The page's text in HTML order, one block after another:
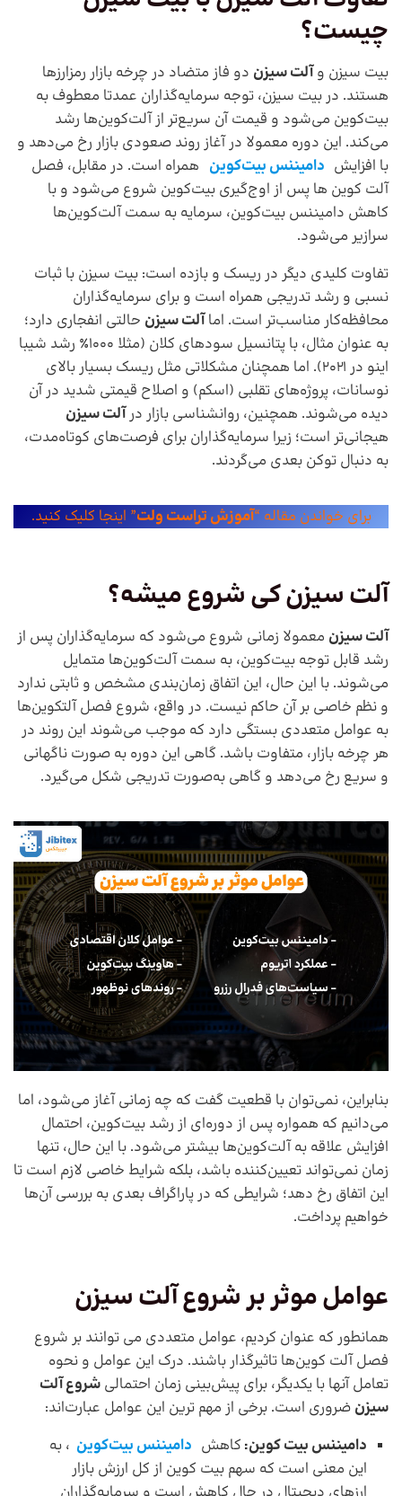
چیست؟
بیت سیزن وآلت سیزن دو فاز متضاد در چرخه بازار رمزارزها
هستند. در بیت سیزن، توجه سرمایه‌گذاران عمدتا معطوف به
بیت‌کوین می‌شود و قیمت آن سریع‌تر از آلت‌کوین‌ها رشد
می‌کند. این دوره معمولا در آغاز روند صعودی بازار رخ می‌دهد و
با افزایش دامیننس بیت‌کوین همراه است. در مقابل، فصل
آلت کوین ها پس از اوج‌گیری بیت‌کوین شروع می‌شود و با
کاهش دامیننس بیت‌کوین، سرمایه به سمت آلت‌کوین‌ها
سرازیر می‌شود.
تفاوت کلیدی دیگر در ریسک و بازده است: بیت سیزن با ثبات
نسبی و رشد تدریجی همراه است و برای سرمایه‌گذاران
محافظه‌کار مناسب‌تر است. اماآلت سیزن حالتی انفجاری دارد؛
به عنوان مثال، با پتانسیل سودهای کلان (مثلا ۱۰۰۰٪ رشد شیبا
اینو در ۲۰۲۱). اما همچنان مشکلاتی مثل ریسک بسیار بالای
نوسانات، پروژه‌های تقلبی (اسکم) و اصلاح قیمتی شدید در آن
دیده می‌شوند. همچنین، روانشناسی بازار درآلت سیزن
هیجانی‌تر است؛ زیرا سرمایه‌گذاران برای فرصت‌های کوتاه‌مدت،
به دنبال توکن بعدی می‌گردند.
برای خواندن مقاله “آموزش تراست ولت” اینجا کلیک کنید.
آلت سیزن کی شروع میشه؟
آلت سیزن معمولا زمانی شروع می‌شود که سرمایه‌گذاران پس از
رشد قابل توجه بیت‌کوین، به سمت آلت‌کوین‌ها متمایل
می‌شوند. با این حال، این اتفاق زمان‌بندی مشخص و ثابتی ندارد
و نظم خاصی بر آن حاکم نیست. در واقع، شروع فصل آلتکوین‌ها
به عوامل متعددی بستگی دارد که موجب می‌شوند این روند در
هر چرخه بازار، متفاوت باشد. گاهی این دوره به‌ صورت ناگهانی
و سریع رخ می‌دهد و گاهی به‌صورت تدریجی شکل می‌گیرد.
بنابراین، نمی‌توان با قطعیت گفت که چه زمانی آغاز می‌شود، اما
می‌دانیم که همواره پس از دوره‌ای از رشد بیت‌کوین، احتمال
افزایش علاقه به آلت‌کوین‌ها بیشتر می‌شود. با این حال، تنها
زمان نمی‌تواند تعیین‌کننده باشد، بلکه شرایط خاصی لازم است تا
این اتفاق رخ دهد؛ شرایطی که در پاراگراف بعدی به بررسی آن‌ها
خواهیم پرداخت.
عوامل موثر بر شروع آلت سیزن
همانطور که عنوان کردیم، عوامل متعددی می توانند بر شروع
فصل آلت کوین‌ها تاثیرگذار باشند. درک این عوامل و نحوه
تعامل آنها با یکدیگر، برای پیش‌بینی زمان احتمالی شروع آلت
سیزن ضروری است. برخی از مهم ترین این عوامل عبارت‌اند:
دامیننس بیت کوین: کاهش دامیننس بیت‌کوین ، به
این معنی است که سهم بیت کوین از کل ارزش بازار